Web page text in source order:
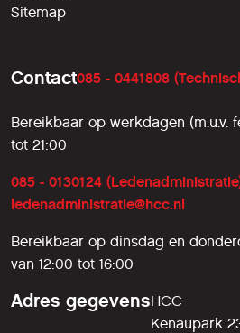
Sitemap
Contact085 - 0441808
Bereikbaar op werkdagen (m.u.v.
tot 21:00
085 - 0130124
ledenadministratie@hcc.nl
Bereikbaar op dinsdag en
van 12:00 tot 16:00
Adres gegevensHCC
Kenaupark